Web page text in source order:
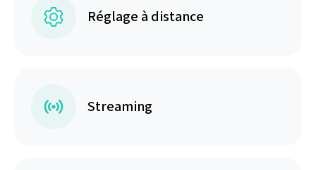
Réglage à distance
Streaming